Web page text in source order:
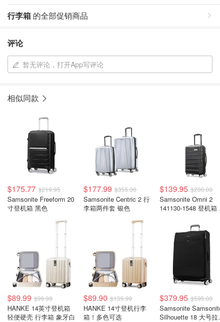
行李箱 的全部促销商品
评论
暂无评论，打开App写评论
相似同款
$175.77 $219.95
Samsonite Freeform 20
寸登机箱 黑色
$177.99 $355.30
Samsonite Centric 2 行
李箱两件套 银色
$139.95 $200.00
Samsonite Omni 2
141130-1548 登机箱
$89.99 $99.99
HANKE 14英寸登机箱
轻便硬壳 行李箱 象牙白
$89.90 $139.99
HANKE 14寸登机行李
箱！多色可选
$379.95 $595.00
Samsonite
Silhouette 18 大号拉